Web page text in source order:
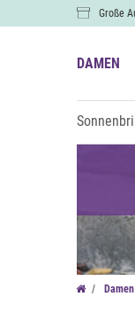
Große
DAMEN
Damen